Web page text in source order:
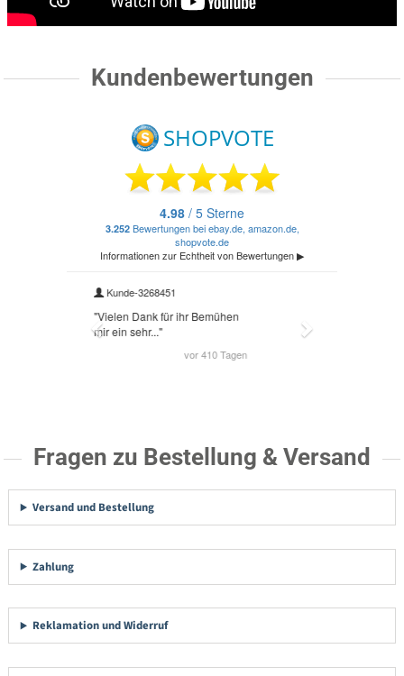
Kundenbewertungen
Fragen zu Bestellung & Versand
Versand und Bestellung
Zahlung
Reklamation und Widerruf